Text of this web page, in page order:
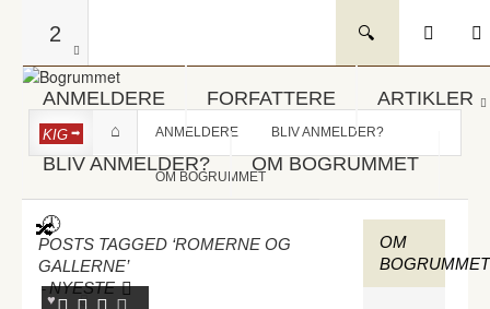
2
ANMELDERE FORFATTERE ARTIKLER
BLIV ANMELDER? OM BOGRUMMET
KIG ANMELDERE BLIV ANMELDER?
OM BOGRUMMET
POSTS TAGGED ‘ROMERNE OG
GALLERNE’
-NYESTE
OM
BOGRUMMET